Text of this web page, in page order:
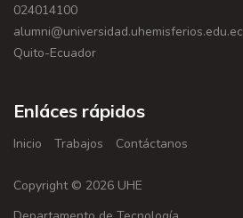
024014100
alumni@universidad.uhemisferios.edu.ec
Quito-Ecuador
Enláces rápidos
Inicio Trabajos Contáctanos
Copyright © 2026 UHE